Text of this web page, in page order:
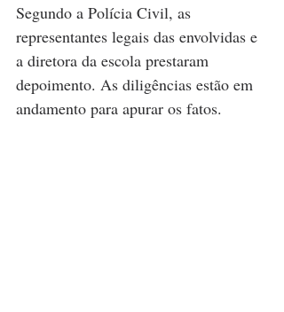
Segundo a Polícia Civil, as
representantes legais das envolvidas e
a diretora da escola prestaram
depoimento. As diligências estão em
andamento para apurar os fatos.